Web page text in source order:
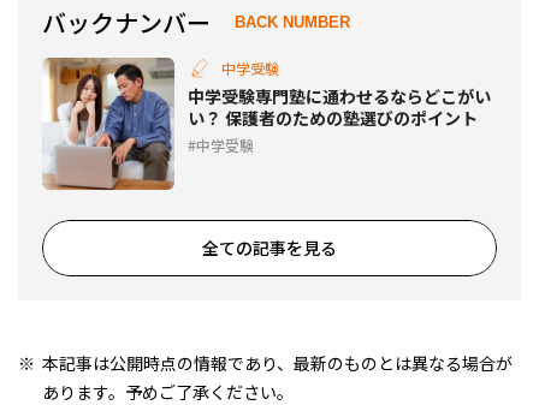
バックナンバー BACK NUMBER
中学受験
中学受験専門塾に通わせるならどこがい
い？ 保護者のための塾選びのポイント
中学受験
全ての記事を見る
本記事は公開時点の情報であり、最新のものとは異なる場合が
あります。予めご了承ください。